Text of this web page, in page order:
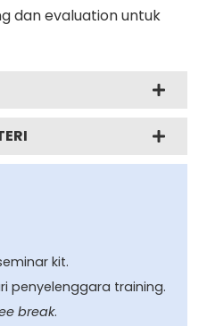
dan evaluation untuk
kit.
penyelenggara training.
break.